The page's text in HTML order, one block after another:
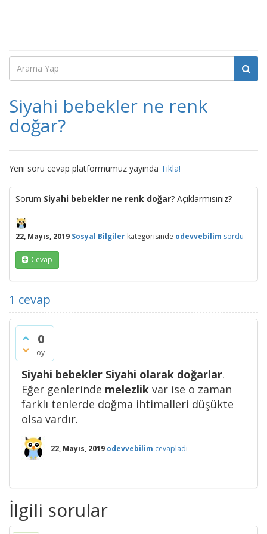
Siyahi bebekler ne renk
doğar?
Yeni soru cevap platformumuz yayında Tıkla!
Sorum Siyahi bebekler ne renk doğar? Açıklarmısınız?
22, Mayıs, 2019 Sosyal Bilgiler kategorisinde odevvebilim sordu
Cevap
1 cevap
0
oy
Siyahi bebekler Siyahi olarak doğarlar.
Eğer genlerinde melezlik var ise o zaman
farklı tenlerde doğma ihtimalleri düşükte
olsa vardır.
22, Mayıs, 2019 odevvebilim cevapladı
İlgili sorular